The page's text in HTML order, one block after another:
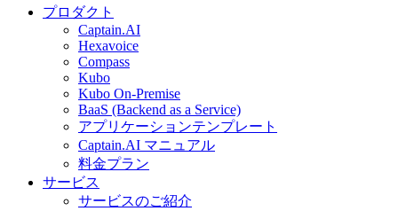
プロダクト
Captain.AI
Hexavoice
Compass
Kubo
Kubo On-Premise
BaaS (Backend as a Service)
アプリケーションテンプレート
Captain.AI マニュアル
料金プラン
サービス
サービスのご紹介